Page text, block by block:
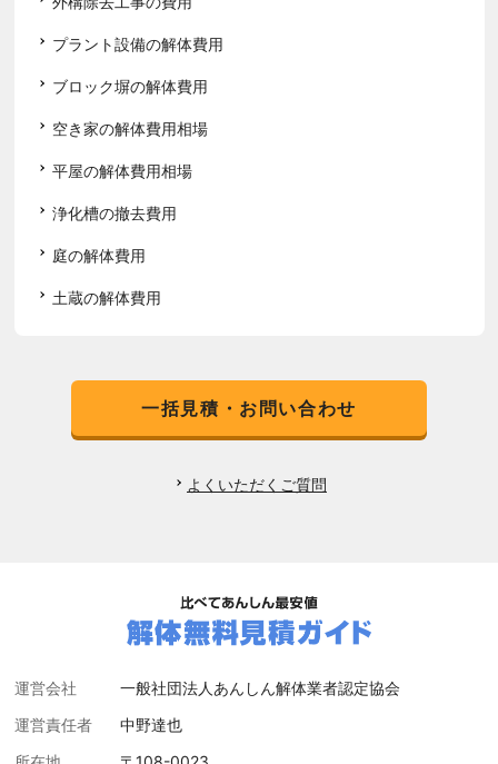
プラント設備の解体費用
ブロック塀の解体費用
空き家の解体費用相場
平屋の解体費用相場
浄化槽の撤去費用
庭の解体費用
土蔵の解体費用
一括見積・お問い合わせ
よくいただくご質問
運営会社
一般社団法人あんしん解体業者認定協会
運営責任者
中野達也